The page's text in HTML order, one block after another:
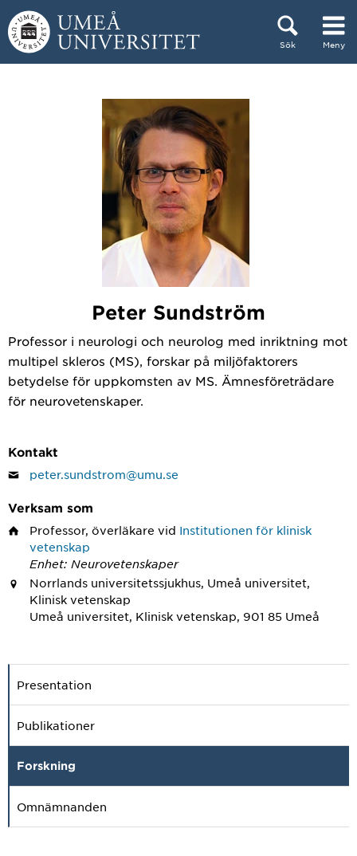
Hoppa direkt till innehållet
Sök Meny
Peter Sundström
Professor i neurologi och neurolog med inriktning mot
multipel skleros (MS), forskar på miljöfaktorers
betydelse för uppkomsten av MS. Ämnesföreträdare
för neurovetenskaper.
Kontakt
peter.sundstrom@umu.se
Verksam som
Professor, överläkare vid Institutionen för klinisk
vetenskap
Enhet: Neurovetenskaper
Norrlands universitetssjukhus, Umeå universitet,
Klinisk vetenskap
Umeå universitet, Klinisk vetenskap, 901 85 Umeå
Presentation
Publikationer
Forskning
Omnämnanden